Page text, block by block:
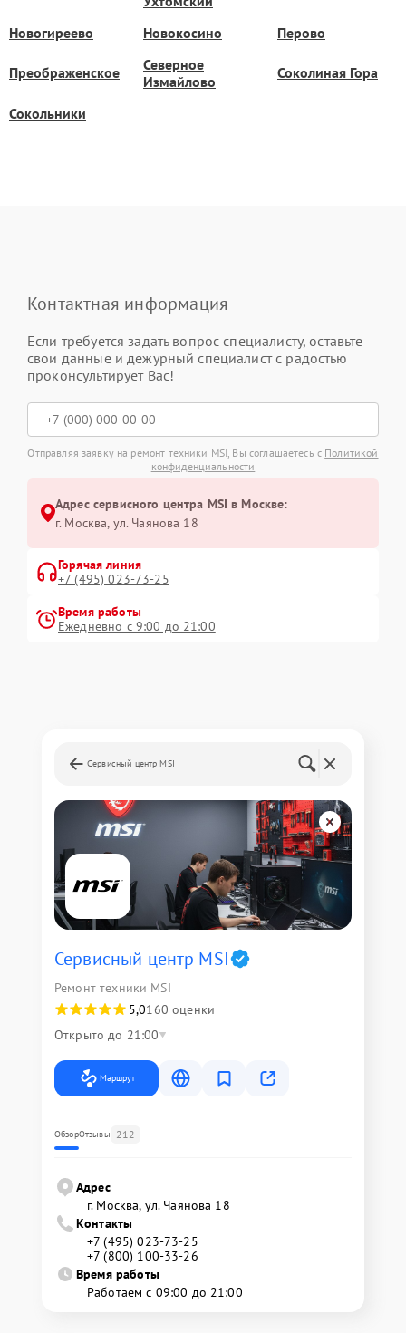
Новогиреево Новокосино Перово
Преображенское
Северное
Измайлово
Соколиная Гора
Сокольники
Контактная информация
Если требуется задать вопрос специалисту, оставьте
свои данные и дежурный специалист с радостью
проконсультирует Вас!
Отправляя заявку на ремонт техники MSI, Вы соглашаетесь с Политикой
конфиденциальности
Адрес сервисного центра MSI в Москве:
г. Москва, ул. Чаянова 18
Горячая линия
+7 (495) 023-73-25
Время работы
Ежедневно с 9:00 до 21:00
Сервисный центр MSI
Сервисный центр MSI
Ремонт техники MSI
5,0160 оценки
Открыто до 21:00
Маршрут
ОбзорОтзывы 212
Адрес
г. Москва, ул. Чаянова 18
Контакты
+7 (495) 023-73-25
+7 (800) 100-33-26
Время работы
Работаем с 09:00 до 21:00